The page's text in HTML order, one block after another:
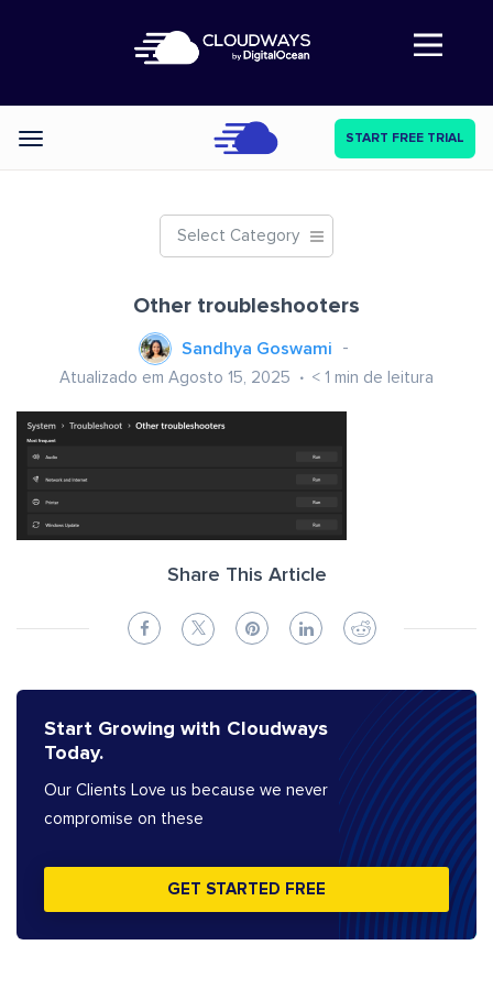
Abre a navegação
Categories START FREE TRIAL
Select Category
Other troubleshooters
Sandhya Goswami
Atualizado em Agosto 15, 2025 < 1 min de leitura
Share This Article
Start Growing with Cloudways
Today.
Our Clients Love us because we never
compromise on these
GET STARTED FREE